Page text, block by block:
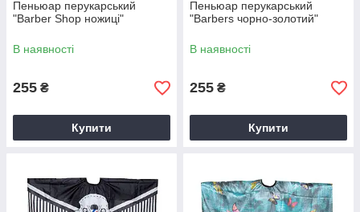
Пеньюар перукарський
"Barber Shop ножиці"
В наявності
255 ₴
Купити
Пеньюар перукарський
"Barbers чорно-золотий"
В наявності
255 ₴
Купити